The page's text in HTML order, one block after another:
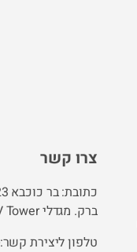
צרו קשר
ברק. מגדלי V Tower